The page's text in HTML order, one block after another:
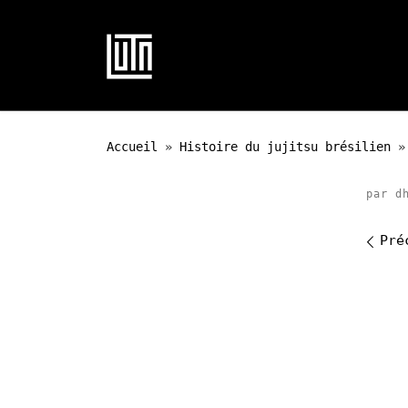
Accueil » Histoire du jujitsu brésilien »
par